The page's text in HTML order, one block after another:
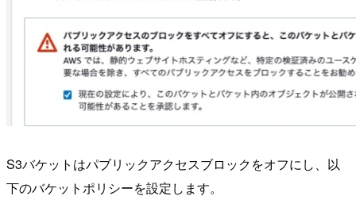
S3バケットはパブリックアクセスブロックをオフにし、以
下のバケットポリシーを設定します。